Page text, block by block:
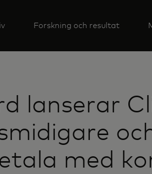
Forskning och resultat
lanserar
med